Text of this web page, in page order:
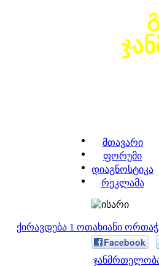
მთავარი
ფორუმი
დიაგნოსტიკა
რეკლამა
ქირავდება 1 ოთახიანი
Facebook